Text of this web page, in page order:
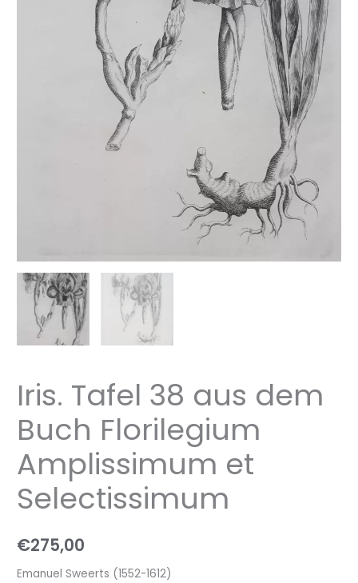
Iris. Tafel 38 aus dem
Buch Florilegium
Amplissimum et
Selectissimum
€275,00
Emanuel Sweerts (1552-1612)